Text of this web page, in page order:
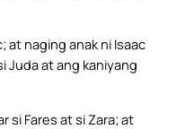
at naging anak ni Isaac
Juda at ang kaniyang
si Fares at si Zara; at